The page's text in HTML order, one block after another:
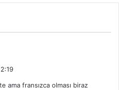
ama fransızca olması biraz